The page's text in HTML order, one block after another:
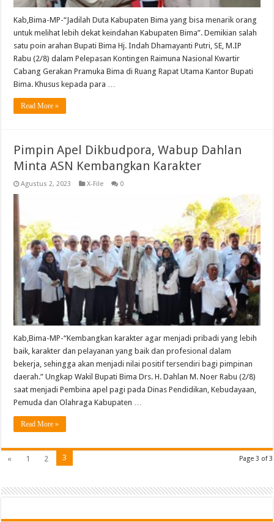
Kab,Bima-MP-“Jadilah Duta Kabupaten Bima yang bisa menarik orang
untuk melihat lebih dekat keindahan Kabupaten Bima”. Demikian salah
satu poin arahan Bupati Bima Hj. Indah Dhamayanti Putri, SE, M.IP
Rabu (2/8) dalam Pelepasan Kontingen Raimuna Nasional Kwartir
Cabang Gerakan Pramuka Bima di Ruang Rapat Utama Kantor Bupati
Bima. Khusus kepada para …
Read More »
Pimpin Apel Dikbudpora, Wabup Dahlan
Minta ASN Kembangkan Karakter
Agustus 2, 2023 X-File 0
Kab,Bima-MP-“Kembangkan karakter agar menjadi pribadi yang lebih
baik, karakter dan pelayanan yang baik dan profesional dalam
bekerja, sehingga akan menjadi nilai positif tersendiri bagi pimpinan
daerah.” Ungkap Wakil Bupati Bima Drs. H. Dahlan M. Noer Rabu (2/8)
saat menjadi Pembina apel pagi pada Dinas Pendidikan, Kebudayaan,
Pemuda dan Olahraga Kabupaten …
Read More »
Page 3 of 3
« 1 2 3